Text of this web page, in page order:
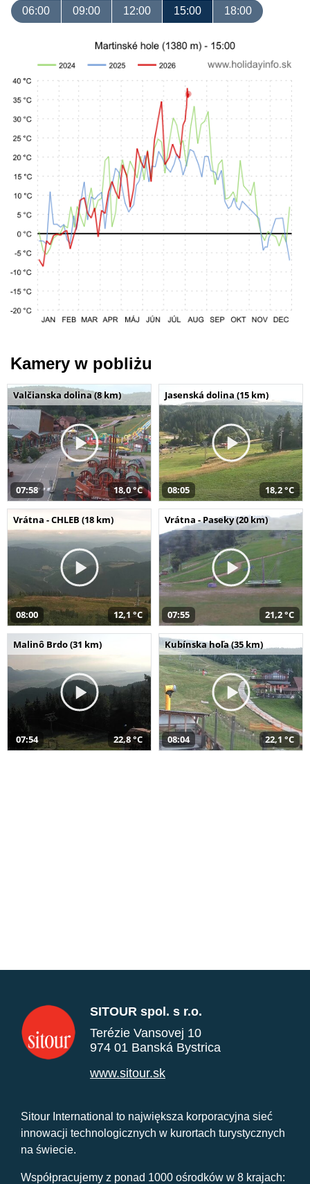
06:00 09:00 12:00 15:00 18:00
Kamery w pobliżu
Valčianska dolina (8 km)
07:58 18,0 °C
Jasenská dolina (15 km)
08:05 18,2 °C
Vrátna - CHLEB (18 km)
08:00 12,1 °C
Vrátna - Paseky (20 km)
07:55 21,2 °C
Malinô Brdo (31 km)
07:54 22,8 °C
Kubínska hoľa (35 km)
08:04 22,1 °C
SITOUR spol. s r.o.
Terézie Vansovej 10
974 01 Banská Bystrica
www.sitour.sk
Sitour International to największa korporacyjna sieć
innowacji technologicznych w kurortach turystycznych
na świecie.
Współpracujemy z ponad 1000 ośrodków w 8 krajach: